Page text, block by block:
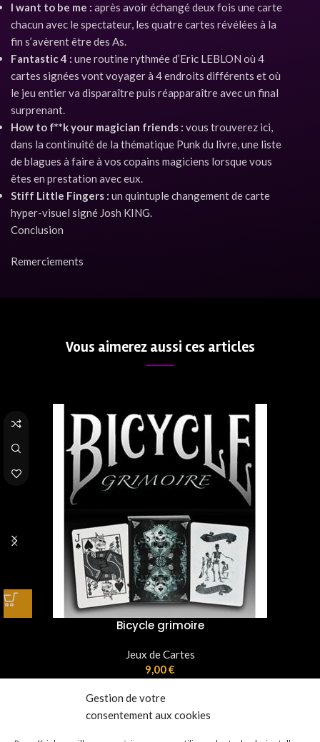
Gestion de votre
consentement aux cookies
I want to be me : après avoir échangé deux fois une carte
chacun avec le spectateur, les quatre cartes révélées à la
fin s’avèrent être des As.
Fantastic 4 : une routine rythmée d’Eric LEBLON où 4
cartes signées vont voyager à 4 endroits différents et où
le jeu entier va disparaître puis réapparaître avec un final
surprenant.
How to f**k your magician friends : vous trouverez ici,
dans la continuité de la thématique Punk du livre, une liste
de blagues à faire à vos copains magiciens lorsque vous
êtes en prestation avec eux.
Stiff Little Fingers : un quintuple changement de carte
hyper-visuel signé Josh KING.
Conclusion
Remerciements
Vous aimerez aussi ces articles
Bicycle grimoire
Jeux de Cartes
9,00€